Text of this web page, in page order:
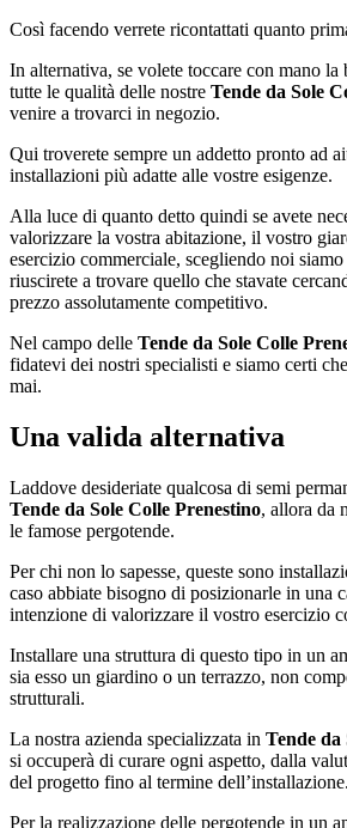
Così facendo verrete ricontattati quanto
In alternativa, se volete toccare con mano la
tutte le qualità delle nostre Tende da Sole
venire a trovarci in negozio.
Qui troverete sempre un addetto pronto ad
installazioni più adatte alle vostre esigenze.
Alla luce di quanto detto quindi se avete
valorizzare la vostra abitazione, il vostro
esercizio commerciale, scegliendo noi
riuscirete a trovare quello che stavate
prezzo assolutamente competitivo.
Nel campo delle Tende da Sole Colle
fidatevi dei nostri specialisti e siamo certi
mai.
Una valida alternativa
Laddove desideriate qualcosa di semi
Tende da Sole Colle Prenestino, allora da
le famose pergotende.
Per chi non lo sapesse, queste sono
caso abbiate bisogno di posizionarle in una
intenzione di valorizzare il vostro esercizio
Installare una struttura di questo tipo in un
sia esso un giardino o un terrazzo, non
strutturali.
La nostra azienda specializzata in Tende da
si occuperà di curare ogni aspetto, dalla
del progetto fino al termine dell’installazione.
Per la realizzazione delle pergotende in un